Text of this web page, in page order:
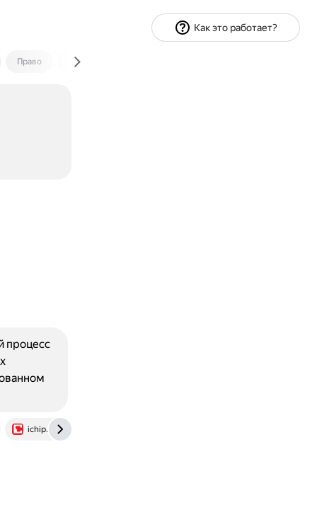
Право Экономика и финансы
ichip.ru
процесс
Как это работает?